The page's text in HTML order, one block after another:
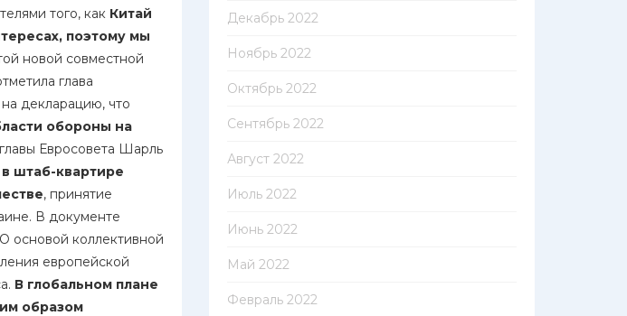
того, как Китай
поэтому мы
новой совместной
глава
декларацию, что
обороны на
Евросовета Шарль
штаб-квартире
, принятие
В документе
основой коллективной
европейской
В глобальном плане
образом
Декабрь 2022
Ноябрь 2022
Октябрь 2022
Сентябрь 2022
Август 2022
Июль 2022
Июнь 2022
Май 2022
Февраль 2022